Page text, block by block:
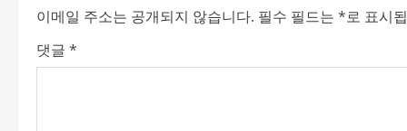
a
v
이메일 주소는 공개되지 않습니다. 필수 필드는 *로 표시
댓글 *